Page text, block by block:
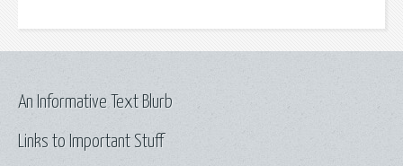
Links to Important Stuff
An Informative Text Blurb